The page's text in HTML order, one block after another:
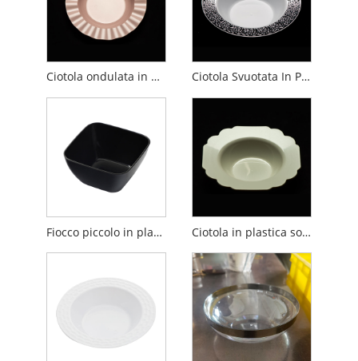
Ciotola ondulata in plastica solida Ciotola Svuotata In Plastica Lucida
Fiocco piccolo in plastica solida Ciotola in plastica solida a forma di conchiglia